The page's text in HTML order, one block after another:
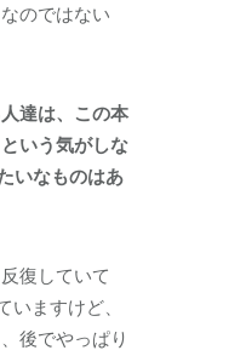
のではない
達は、この本
いう気がしな
いなものはあ
復していて
ますけど、
後でやっぱり